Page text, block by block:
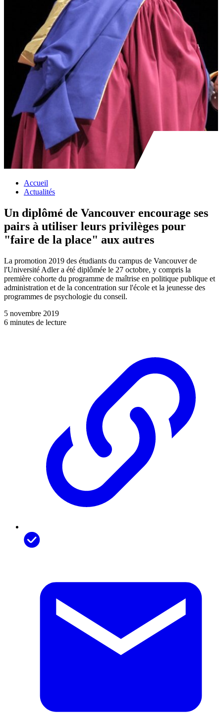
Accueil
Actualités
Un diplômé de Vancouver encourage ses
pairs à utiliser leurs privilèges pour
"faire de la place" aux autres
La promotion 2019 des étudiants du campus de Vancouver de
l'Université Adler a été diplômée le 27 octobre, y compris la
première cohorte du programme de maîtrise en politique publique et
administration et de la concentration sur l'école et la jeunesse des
programmes de psychologie du conseil.
5 novembre 2019
6 minutes de lecture